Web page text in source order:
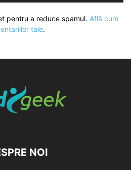
pentru a reduce spamul. Află cum
tale.
NOI